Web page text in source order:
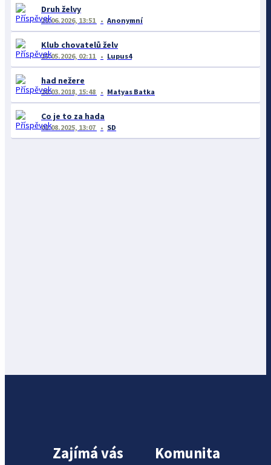
Druh želvy
29.06.2026, 13:51 Anonymní
Klub chovatelů želv
15.05.2026, 02:11 Lupus4
had nežere
26.03.2018, 15:48 Matyas Batka
Co je to za hada
01.08.2025, 13:07 SD
Zajímá vás Komunita